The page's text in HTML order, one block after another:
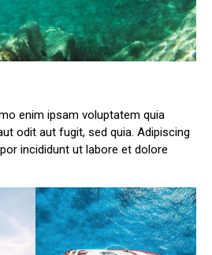
enim ipsam voluptatem quia
odit aut fugit, sed quia. Adipiscing
incididunt ut labore et dolore